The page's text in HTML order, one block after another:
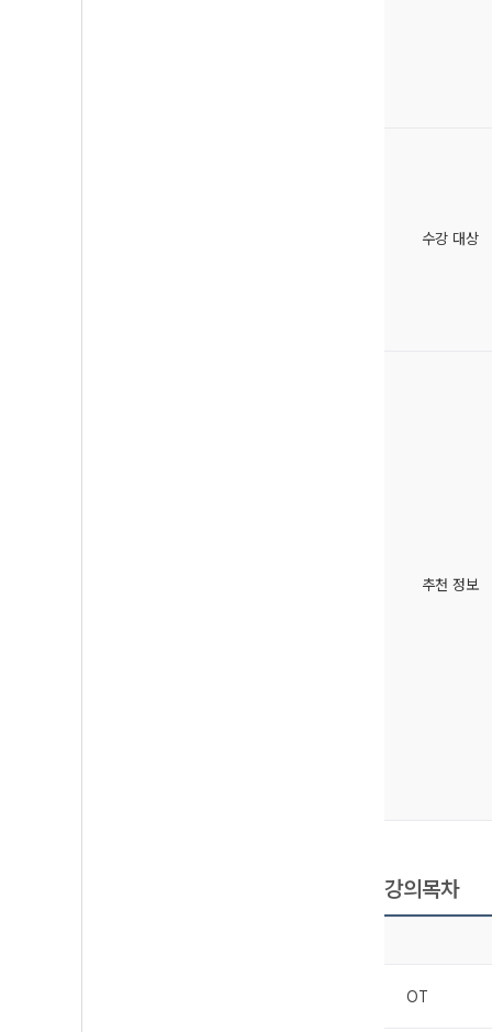
수강 대상
추천 정보
강의목차
OT